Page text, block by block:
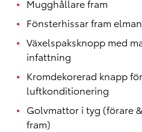
Mugghållare fram
Fönsterhissar fram
Växelspaksknopp med
infattning
Kromdekorerad knapp för
luftkonditionering
Golvmattor i tyg (förare
fram)